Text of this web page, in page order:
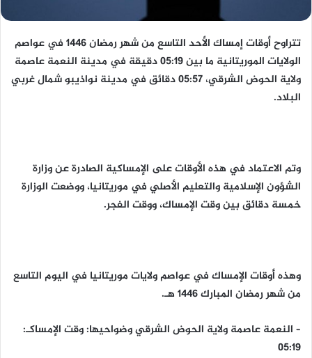
تتراوح أوقات إمساك الأحد التاسع من شهر رمضان 1446 في عواصم
الولايات الموريتانية ما بين 05:19 دقيقة في مدينة النعمة عاصمة
ولاية الحوض الشرقي، 05:57 دقائق في مدينة نواذيبو شمال غربي
البلاد.
وتم الاعتماد في هذه الأوقات على الإمساكية الصادرة عن وزارة
الشؤون الإسلامية والتعليم الأصلي في موريتانيا، ووضعت الوزارة
خمسة دقائق بين وقت الإمساك، ووقت الفجر.
وهذه أوقات الإمساك في عواصم ولايات موريتانيا في اليوم التاسع
من شهر رمضان المبارك 1446 هـ.
– النعمة عاصمة ولاية الحوض الشرقي وضواحيها: وقت الإمساكـ:
05:19